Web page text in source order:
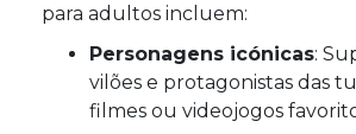
para adultos incluem:
Personagens icónicas:
vilões e protagonistas das
filmes ou videojogos